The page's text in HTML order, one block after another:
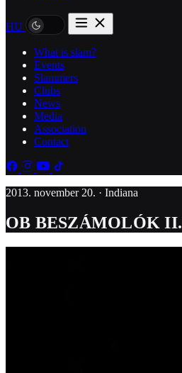
HU
What is slam?
Events
Slammers
Clubs
News
Media
Association
Contact
2013. november 20. · Indiana
OB BESZÁMOLÓK II.